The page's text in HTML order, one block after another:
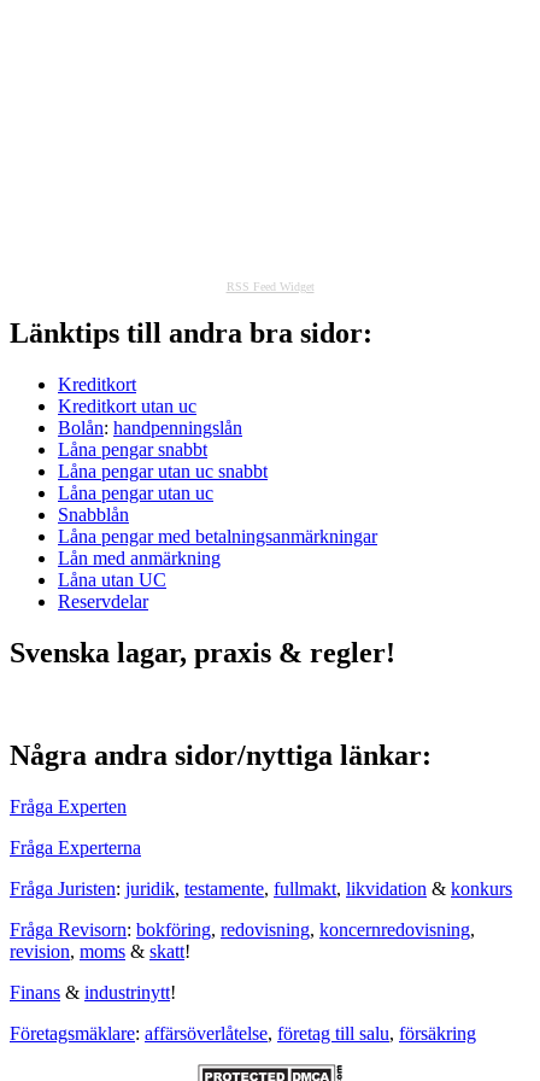
RSS Feed Widget
Länktips till andra bra sidor:
Kreditkort
Kreditkort utan uc
Bolån: handpenningslån
Låna pengar snabbt
Låna pengar utan uc snabbt
Låna pengar utan uc
Snabblån
Låna pengar med betalningsanmärkningar
Lån med anmärkning
Låna utan UC
Reservdelar
Svenska lagar, praxis & regler!
Några andra sidor/nyttiga länkar:
Fråga Experten
Fråga Experterna
Fråga Juristen: juridik, testamente, fullmakt, likvidation & konkurs
Fråga Revisorn: bokföring, redovisning, koncernredovisning,
revision, moms & skatt!
Finans & industrinytt!
Företagsmäklare: affärsöverlåtelse, företag till salu, försäkring